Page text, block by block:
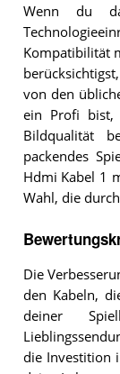
Wenn du
Kompatibilität
von den
ein Profi bist,
Bildqualität
packendes
Hdmi Kabel 1
Wahl, die
Die
den Kabeln,
deiner
die Investition